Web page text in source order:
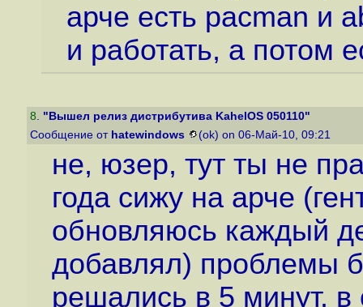
арче есть pacman и
и работать, а потом
8. "Вышел релиз дистрибутива KahelOS 050110"
Сообщение от hatewindows (ok) on 06-Май-10, 09:21
не, юзер, тут ты не
года сижу на арче
обновляюсь каждый
добавлял) проблемы
решались в 5 минут.